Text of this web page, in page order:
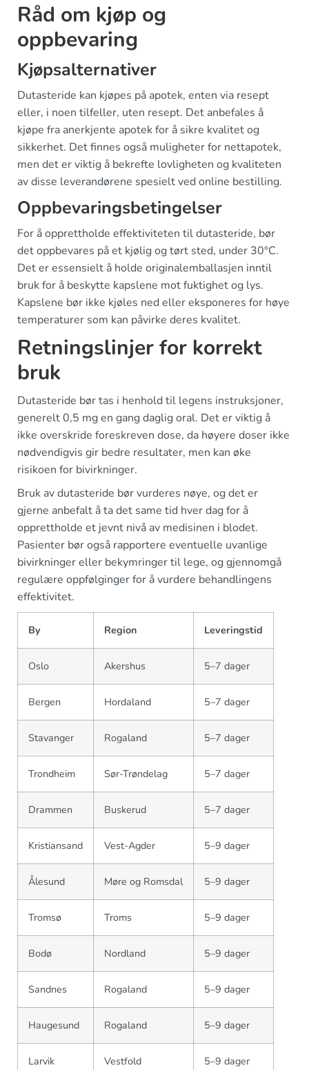
Råd om kjøp og
oppbevaring
Kjøpsalternativer
Dutasteride kan kjøpes på apotek, enten via resept
eller, i noen tilfeller, uten resept. Det anbefales å
kjøpe fra anerkjente apotek for å sikre kvalitet og
sikkerhet. Det finnes også muligheter for nettapotek,
men det er viktig å bekrefte lovligheten og kvaliteten
av disse leverandørene spesielt ved online bestilling.
Oppbevaringsbetingelser
For å opprettholde effektiviteten til dutasteride, bør
det oppbevares på et kjølig og tørt sted, under 30°C.
Det er essensielt å holde originalemballasjen inntil
bruk for å beskytte kapslene mot fuktighet og lys.
Kapslene bør ikke kjøles ned eller eksponeres for høye
temperaturer som kan påvirke deres kvalitet.
Retningslinjer for korrekt
bruk
Dutasteride bør tas i henhold til legens instruksjoner,
generelt 0,5 mg en gang daglig oral. Det er viktig å
ikke overskride foreskreven dose, da høyere doser ikke
nødvendigvis gir bedre resultater, men kan øke
risikoen for bivirkninger.
Bruk av dutasteride bør vurderes nøye, og det er
gjerne anbefalt å ta det same tid hver dag for å
opprettholde et jevnt nivå av medisinen i blodet.
Pasienter bør også rapportere eventuelle uvanlige
bivirkninger eller bekymringer til lege, og gjennomgå
regulære oppfølginger for å vurdere behandlingens
effektivitet.
By Region Leveringstid
Oslo Akershus 5–7 dager
Bergen Hordaland 5–7 dager
Stavanger Rogaland 5–7 dager
Trondheim Sør-Trøndelag 5–7 dager
Drammen Buskerud 5–7 dager
Kristiansand Vest-Agder 5–9 dager
Ålesund Møre og Romsdal 5–9 dager
Tromsø Troms 5–9 dager
Bodø Nordland 5–9 dager
Sandnes Rogaland 5–9 dager
Haugesund Rogaland 5–9 dager
Larvik Vestfold 5–9 dager